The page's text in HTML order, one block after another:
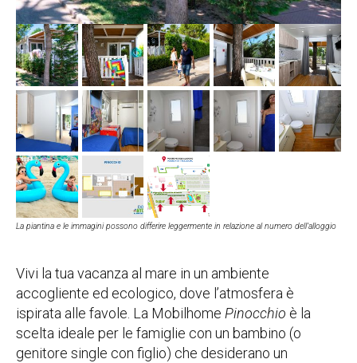
Vivi la tua vacanza al mare in un ambiente
accogliente ed ecologico, dove l’atmosfera è
ispirata alle favole. La Mobilhome Pinocchio è la
scelta ideale per le famiglie con un bambino (o
genitore single con figlio) che desiderano un
La piantina e le immagini possono differire leggermente in relazione al numero dell’alloggio